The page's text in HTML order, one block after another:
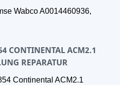
Wabco A0014460936,
CONTINENTAL ACM2.1
REPARATUR
Continental ACM2.1